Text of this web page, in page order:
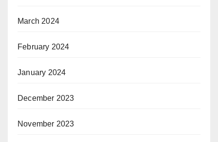
March 2024
February 2024
January 2024
December 2023
November 2023